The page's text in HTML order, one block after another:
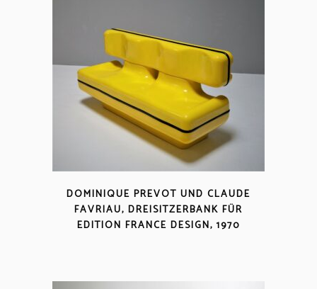
DOMINIQUE PREVOT UND CLAUDE
FAVRIAU, DREISITZERBANK FÜR
EDITION FRANCE DESIGN, 1970